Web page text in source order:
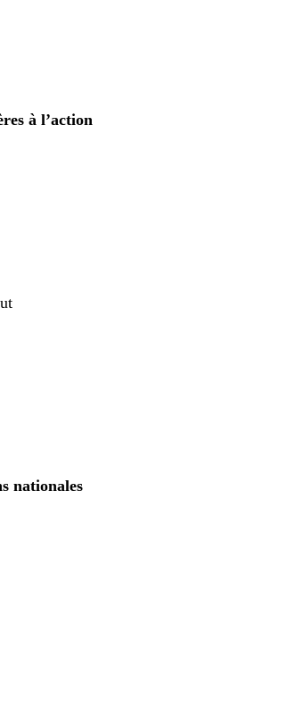
à l’action
nationales